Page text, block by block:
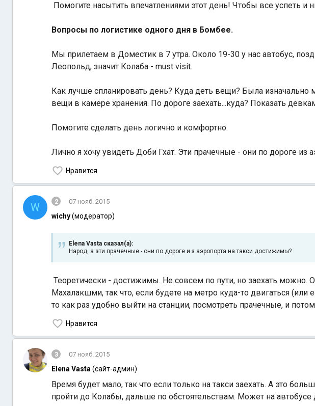
Помогите насытить впечатлениями этот день! Чтобы все успеть и
Вопросы по логистике одного дня в Бомбее.
Мы прилетаем в Доместик в 7 утра. Около 19-30 у нас автобус,
Леопольд, значит Колаба - must visit.
Как лучше спланировать день? Куда деть вещи? Была изначально
вещи в камере хранения. По дороге заехать...куда? Показать
Помогите сделать день логично и комфортно.
Лично я хочу увидеть Доби Гхат. Эти прачечные - они по дороге из
Нравится
W 2 07 нояб. 2015
wichy(модератор)
Elena Vasta сказал(а):
Народ, а эти прачечные - они по дороге и з аэропорта на такси достижимы?
Теоретически - достижимы. Не совсем по пути, но заехать можно.
Махалакшми, так что, если будете на метро куда-то двигаться
то как раз удобно выйти на станции, посмотреть прачечные, и
Нравится
3 07 нояб. 2015
Elena Vasta (сайт-админ)
Время будет мало, так что если только на такси заехать. А это
пройти до Колабы, дальше по обстоятельствам. Может на автобусе